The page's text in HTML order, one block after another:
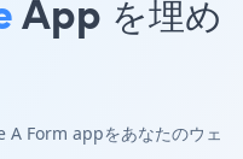
App を埋め
A Form appをあなたのウェ